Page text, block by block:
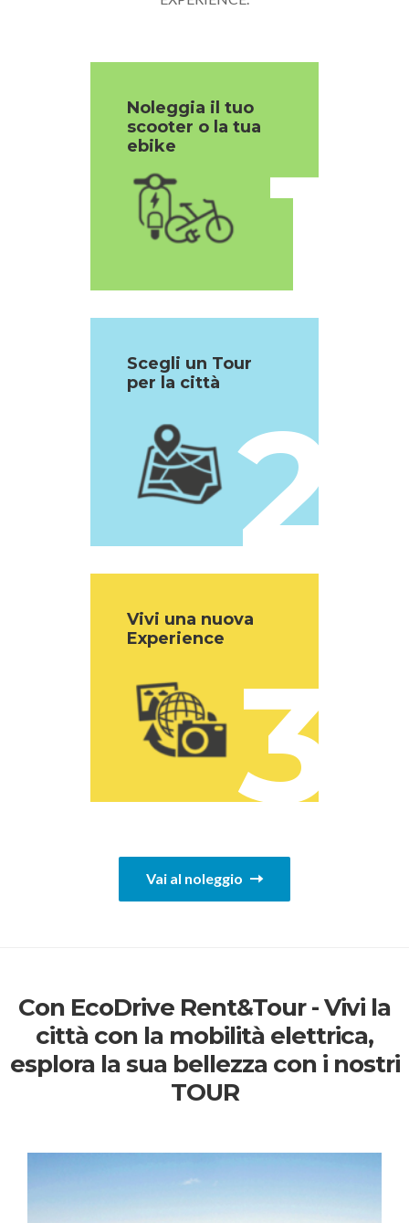
1
Noleggia il tuo
scooter o la tua
ebike
2
Scegli un Tour
per la città
3
Vivi una nuova
Experience
Vai al noleggio
Con EcoDrive Rent&Tour - Vivi la
città con la mobilità elettrica,
esplora la sua bellezza con i nostri
TOUR